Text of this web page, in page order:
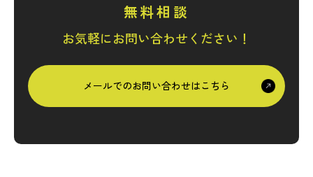
無料相談
お気軽にお問い合わせください！
メールでのお問い合わせはこちら